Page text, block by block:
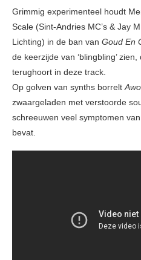
Grimmig experimenteel houdt
Scale (Sint-Andries MC’s & Jay
Lichting) in de ban van Goud En
de keerzijde van ‘blingbling’
terughoort in deze track.
Op golven van synths borrelt
zwaargeladen met verstoorde
schreeuwen veel symptomen
bevat.